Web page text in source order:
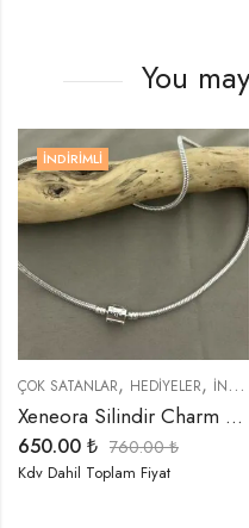
You
, ÖZEL SERİLER,TREND ÜRÜNLER
,HEDIYELER,İNDIRIMLI ÜRÜNLER ,
Xeneora Silindir Charm Pan-Dora Kolye
760.00₺
Fiyat
HEDIYELER
350.00
Kdv